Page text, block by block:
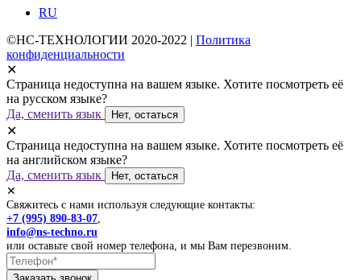
RU
©НС-ТЕХНОЛОГИИ 2020-2022 | Политика
конфиденциальности
✕
Страница недоступна на вашем языке. Хотите посмотреть её
на русском языке?
Да, сменить язык
Нет, остаться
✕
Страница недоступна на вашем языке. Хотите посмотреть её
на английском языке?
Да, сменить язык
Нет, остаться
✕
Свяжитесь с нами используя следующие контакты:
+7 (995) 890-83-07
info@ns-techno.ru
или оставьте свой номер телефона, и мы Вам перезвоним.